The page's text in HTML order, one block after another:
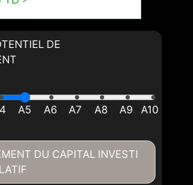
DE
DU CAPITAL INVESTI